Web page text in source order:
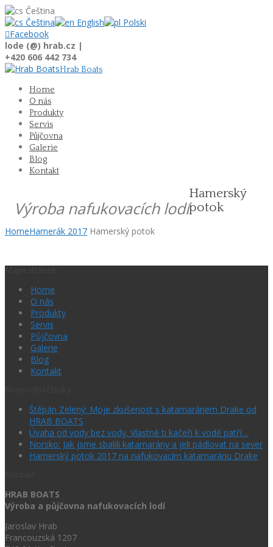
Čeština
Čeština
English
Polski
Facebook
lode (@) hrab.cz |
+420 606 442 734
Hrab Boats
Home
O nás
Produkty
Servis
Půjčovna
Galerie
Blog
Kontakt
Výroba nafukovacích lodí
Hamerský
potok
HomeHamerák 2017 Hamerský potok
Home
O nás
Produkty
Servis
Půjčovna
Galerie
Blog
Kontakt
Štěpán Zelený: Moje zkušenost s katamaránem Drake od
HRAB BOATS
Úvaha od vody bez vody. Vlastně ti kačeři k vodě patří…
Norsko: Jak jsme sbalili katamarány a jeli pádlovat na sever
Hamerský potok 2017 na nafukovacím katamaránu Drake
HRAB BOATS
Výroba a půjčovna nafukovacích lodí
Jaroslav Hrab
Francouzská 1207